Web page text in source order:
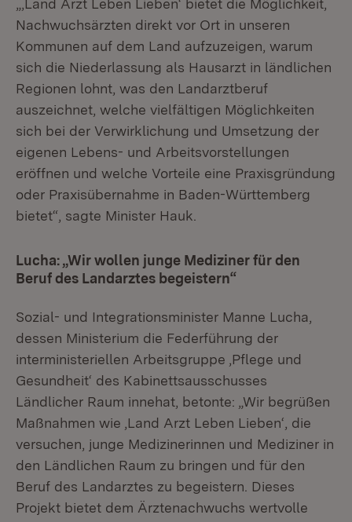
„‚Land Arzt Leben Lieben‘ bietet die Möglichkeit,
Nachwuchsärzten direkt vor Ort in unseren
Kommunen auf dem Land aufzuzeigen, warum
sich die Niederlassung als Hausarzt in ländlichen
Regionen lohnt, was den Landarztberuf
auszeichnet, welche vielfältigen Möglichkeiten
sich bei der Verwirklichung und Umsetzung der
eigenen Lebens- und Arbeitsvorstellungen
eröffnen und welche Vorteile eine Praxisgründung
oder Praxisübernahme in Baden-Württemberg
bietet“, sagte Minister Hauk.
Lucha: „Wir wollen junge Mediziner für den
Beruf des Landarztes begeistern“
Sozial- und Integrationsminister Manne Lucha,
dessen Ministerium die Federführung der
interministeriellen Arbeitsgruppe ‚Pflege und
Gesundheit‘ des Kabinettsausschusses
Ländlicher Raum innehat, betonte: „Wir begrüßen
Maßnahmen wie ‚Land Arzt Leben Lieben‘, die
versuchen, junge Medizinerinnen und Mediziner in
den Ländlichen Raum zu bringen und für den
Beruf des Landarztes zu begeistern. Dieses
Projekt bietet dem Ärztenachwuchs wertvolle